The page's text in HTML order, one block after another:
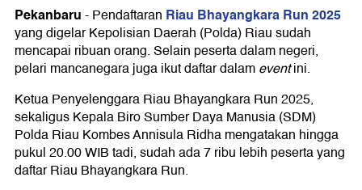
Pekanbaru-Pendaftaran Riau Bhayangkara Run 2025
yang digelar Kepolisian Daerah (Polda) Riau sudah
mencapai ribuan orang. Selain peserta dalam negeri,
pelari mancanegara juga ikut daftar dalameventini.
Ketua Penyelenggara Riau Bhayangkara Run 2025,
sekaligus Kepala Biro Sumber Daya Manusia (SDM)
Polda Riau Kombes Annisula Ridha mengatakan hingga
pukul 20.00 WIB tadi, sudah ada 7 ribu lebih peserta yang
daftar Riau Bhayangkara Run.